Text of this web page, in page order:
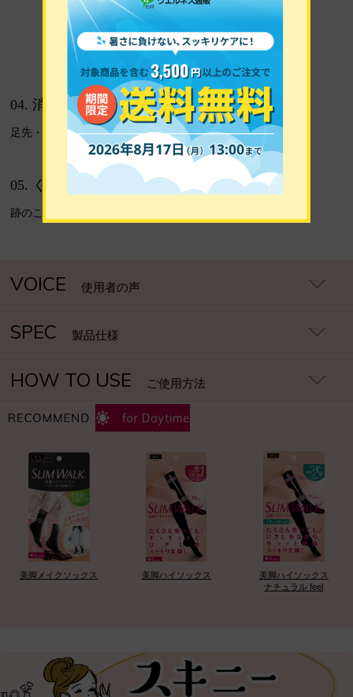
04. 消臭繊維使用
足先・かかと部
05. くちゴム裏プレーン編み
跡のこりがしにくい
VOICE 使用者の声
SPEC 製品仕様
HOW TO USE ご使用方法
美脚メイクソックス 美脚ハイソックス
美脚ハイソックス
ナチュラル feel